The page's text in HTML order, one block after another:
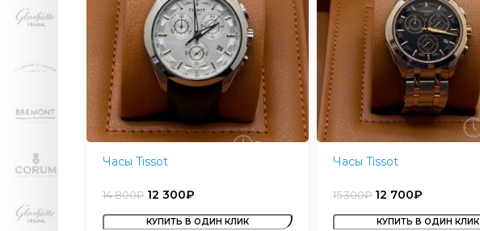
Часы Tissot
14 800₽ 12 300₽
КУПИТЬ В ОДИН КЛИК
Часы Tissot
15 300₽ 12 700₽
КУПИТЬ В ОДИН КЛИК